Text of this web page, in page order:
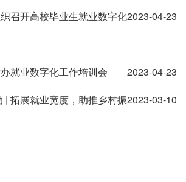
2023-04-23
召开高校毕业生就业数字化
2023-04-23
就业数字化工作培训会
2023-03-10
| 拓展就业宽度，助推乡村振